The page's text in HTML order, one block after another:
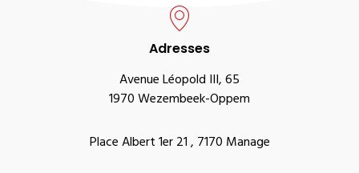
Adresses
Avenue Léopold III, 65
1970 Wezembeek-Oppem
Place Albert 1er 21 , 7170 Manage